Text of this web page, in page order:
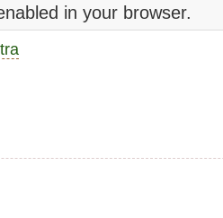
in your browser.